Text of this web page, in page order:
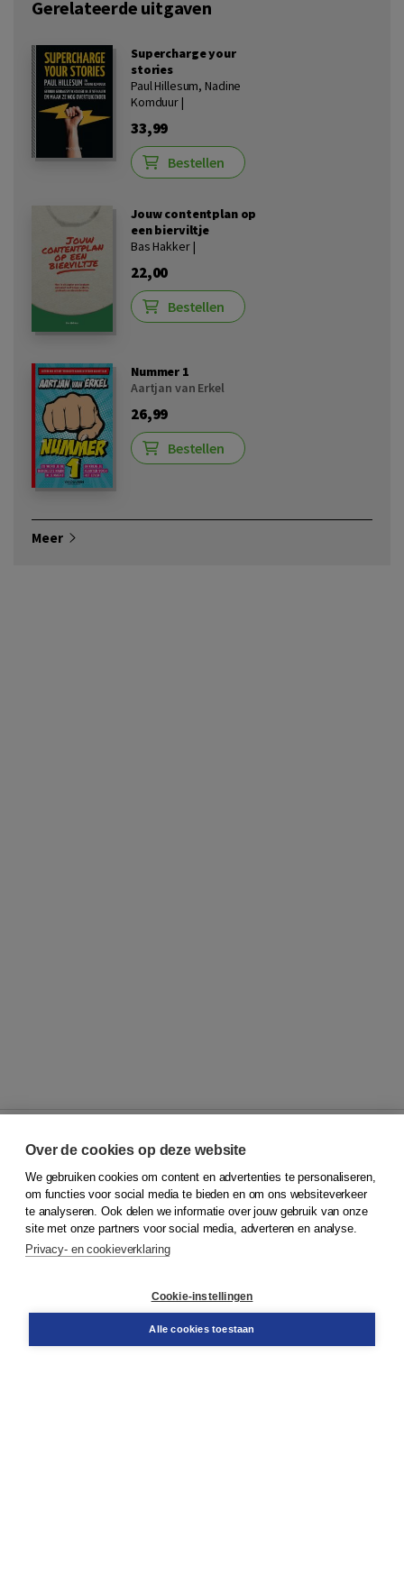
Gerelateerde uitgaven
Supercharge your
stories
Paul Hillesum, Nadine
Komduur |
33,99
Bestellen
Jouw contentplan op
een bierviltje
Bas Hakker |
22,00
Bestellen
Nummer 1
Aartjan van Erkel
26,99
Bestellen
Meer
© 2026Koninklijke Boom uitgevers
Klantenservice
Service & informatie
Contact
Over de cookies op deze website
We gebruiken cookies om content en advertenties te personaliseren,
om functies voor social media te bieden en om ons websiteverkeer
te analyseren. Ook delen we informatie over jouw gebruik van onze
site met onze partners voor social media, adverteren en analyse.
Privacy- en cookieverklaring
Cookie-instellingen
Alle cookies toestaan